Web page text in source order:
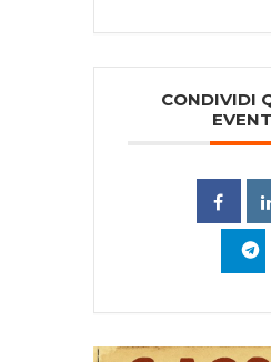
CONDIVIDI